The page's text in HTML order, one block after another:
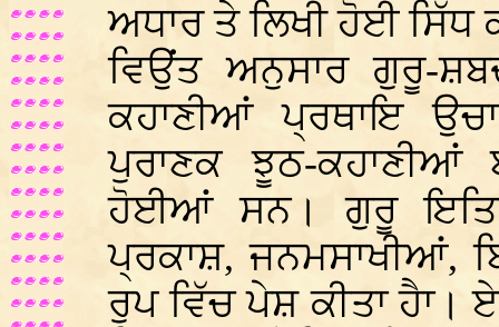
ਅਧਾਰ ਤੇ ਲਿਖੀ ਹੋਈ
ਵਿਉਂਤ ਅਨੁਸਾਰ ਗੁਰੂ-
ਕਹਾਣੀਆਂ ਪ੍ਰਥਾਇ
ਪੁਰਾਣਕ ਝੂਠ-
ਹੋਈਆਂ ਸਨ। ਗੁਰੂ
ਪ੍ਰਕਾਸ਼, ਜਨਮਸਾਖੀਆਂ,
ਰੁਪ ਵਿੱਚ ਪੇਸ਼ ਕੀਤਾ ਹੈਾ।